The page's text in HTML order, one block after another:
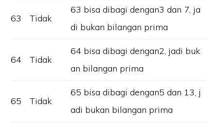
63 Tidak
63 bisa dibagi dengan3 dan 7, ja
di bukan bilangan prima
64 Tidak
64 bisa dibagi dengan2, jadi buk
an bilangan prima
65 Tidak
65 bisa dibagi dengan5 dan 13, j
adi bukan bilangan prima